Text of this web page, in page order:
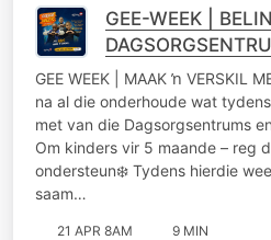
GEE-WEEK |
GEE WEEK | MAAK ŉ VERSKIL
na al die onderhoude wat
met van die Dagsorgsentrums
Om kinders vir 5 maande – reg
ondersteun❄️ Tydens hierdie
saam…
21 APR 8AM 9 MIN